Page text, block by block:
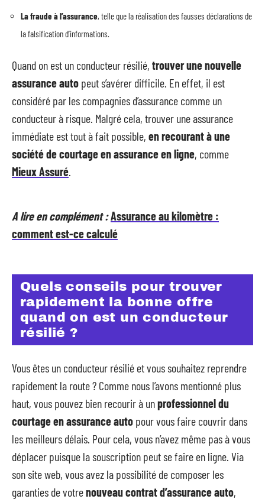
La fraude à l’assurance, telle que la réalisation des fausses déclarations de
la falsification d’informations.
Quand on est un conducteur résilié, trouver une nouvelle
assurance auto peut s’avérer difficile. En effet, il est
considéré par les compagnies d’assurance comme un
conducteur à risque. Malgré cela, trouver une assurance
immédiate est tout à fait possible, en recourant à une
société de courtage en assurance en ligne, comme
Mieux Assuré
A lire en complément :Assurance au kilomètre :
comment est-ce calculé
Quels conseils pour trouver
rapidement la bonne offre
quand on est un conducteur
résilié ?
Vous êtes un conducteur résilié et vous souhaitez reprendre
rapidement la route ? Comme nous l’avons mentionné plus
haut, vous pouvez bien recourir à unprofessionnel du
courtage en assurance auto pour vous faire couvrir dans
les meilleurs délais. Pour cela, vous n’avez même pas à vous
déplacer puisque la souscription peut se faire en ligne. Via
son site web, vous avez la possibilité de composer les
garanties de votrenouveau contrat d’assurance auto,